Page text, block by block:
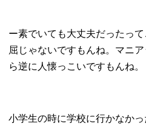
ー素でいても大丈夫だったっ
屈じゃないですもんね。マニ
ら逆に人懐っこいですもんね。
小学生の時に学校に行かなか